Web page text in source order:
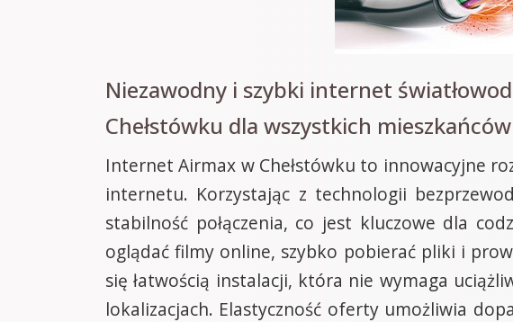
Niezawodny i szybki internet
Chełstówku dla wszystkich mieszkańców
Internet Airmax w Chełstówku to innowacyjne
internetu. Korzystając z technologii
stabilność połączenia, co jest kluczowe dla
oglądać filmy online, szybko pobierać pliki i
się łatwością instalacji, która nie wymaga
lokalizacjach. Elastyczność oferty umożliwia